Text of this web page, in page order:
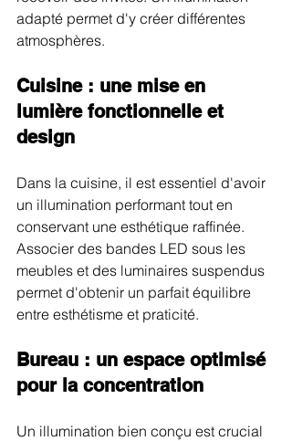
adapté permet d'y créer différentes
atmosphères.
Cuisine : une mise en
lumière fonctionnelle et
design
Dans la cuisine, il est essentiel d'avoir
un illumination performant tout en
conservant une esthétique raffinée.
Associer des bandes LED sous les
meubles et des luminaires suspendus
permet d'obtenir un parfait équilibre
entre esthétisme et praticité.
Bureau : un espace optimisé
pour la concentration
Un illumination bien conçu est crucial